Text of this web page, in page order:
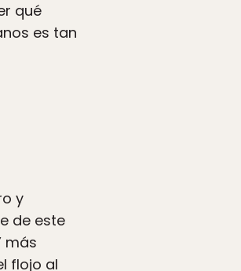
qué
es tan
y
de este
más
flojo al